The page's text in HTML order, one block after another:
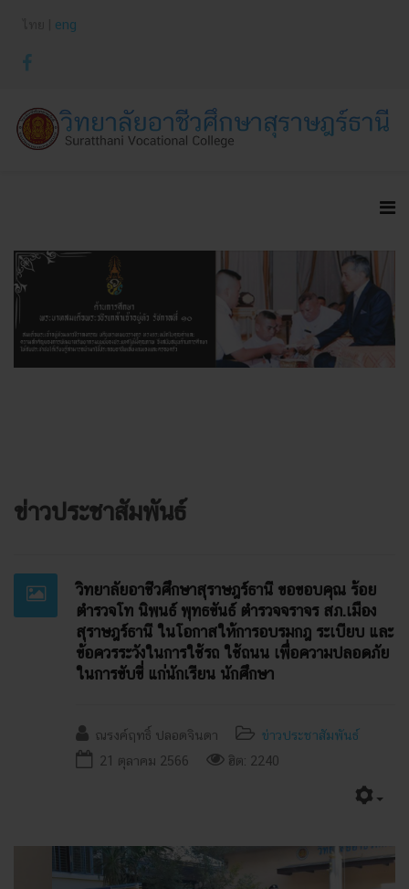
eng
ข่าวประชาสัมพันธ์
วิทยาลัยอาชีวศึกษาสุราษฎร์ธานี ขอขอบคุณ ร้อย
ตำรวจโท นิพนธ์ พุทธขันธ์ ตำรวจจราจร สภ.เมือง
สุราษฎร์ธานี ในโอกาสให้การอบรมกฎ ระเบียบ และ
ข้อควรระวังในการใช้รถ ใช้ถนน เพื่อความปลอดภัย
ในการขับขี่ แก่นักเรียน นักศึกษา
ณรงค์ฤทธิ์ ปลอดจินดา
ข่าวประชาสัมพันธ์
21 ตุลาคม 2566
ฮิต: 2240